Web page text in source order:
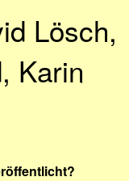
Lösch,
Karin